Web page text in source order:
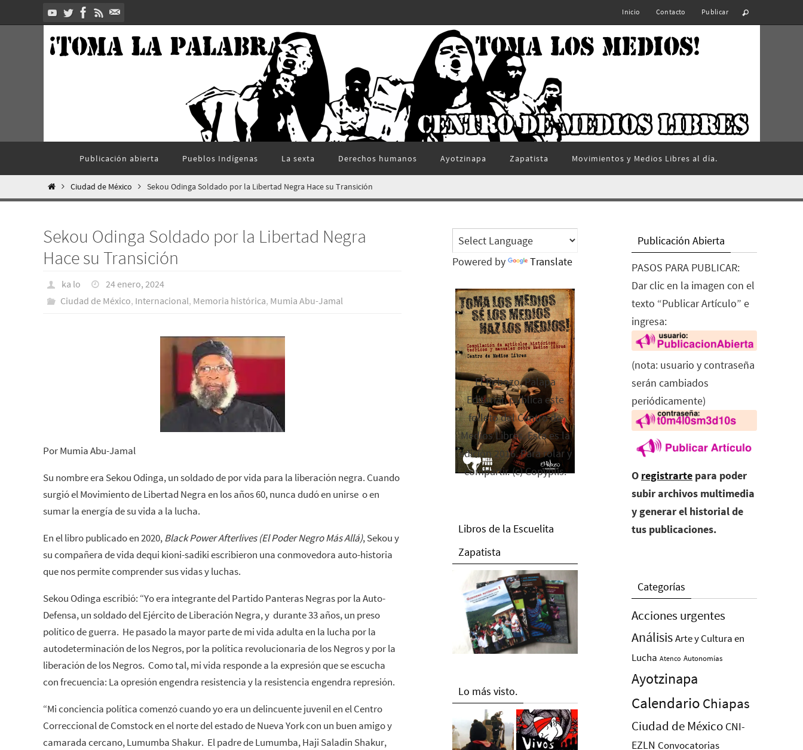
al
Inicio Contacto Publicar
contenido
Publicación abierta Pueblos Indí­genas La sexta Derechos humanos Ayotzinapa Zapatista Movimientos y Medios Libres al día.
InicioCiudad de México Sekou Odinga Soldado por la Libertad Negra Hace su Transición
Sekou Odinga Soldado por la Libertad Negra
Hace su Transición
ka lo
24 enero, 2024
Ciudad de México, Internacional, Memoria histórica, Mumia Abu-Jamal
Por Mumia Abu-Jamal
Su nombre era Sekou Odinga, un soldado de por vida para la liberación negra. Cuando
surgió el Movimiento de Libertad Negra en los años 60, nunca dudó en unirse o en
sumar la energía de su vida a la lucha.
En el libro publicado en 2020,Black Power Afterlives (El Poder Negro Más Allá), Sekou y
su compañera de vida dequi kioni-sadiki escribieron una conmovedora auto-historia
que nos permite comprender sus vidas y luchas.
Sekou Odinga escribió: “Yo era integrante del Partido Panteras Negras por la Auto-
Defensa, un soldado del Ejército de Liberación Negra, y durante 33 años, un preso
político de guerra. He pasado la mayor parte de mi vida adulta en la lucha por la
autodeterminación de los Negros, por la política revolucionaria de los Negros y por la
liberación de los Negros. Como tal, mi vida responde a la expresión que se escucha
con frecuencia: La opresión engendra resistencia y la resistencia engendra represión.
“Mi conciencia política comenzó cuando yo era un delincuente juvenil en el Centro
Correccional de Comstock en el norte del estado de Nueva York con un buen amigo y
camarada cercano, Lumumba Shakur. El padre de Lumumba, Haji Saladin Shakur,
Powered by Translate
El Rebozo, Palapa
Editorial, publica este
folleto del Centro de
Medios Libres. Esta es la
edición 2016. Para rolar y
compartir. (c) Copyplis.
Libros de la Escuelita
Zapatista
Lo más visto.
Publicación Abierta
PASOS PARA PUBLICAR:
Dar clic en la imagen con el
texto “Publicar Artículo” e
ingresa:
(nota: usuario y contraseña
serán cambiados
periódicamente)
O registrarte para poder
subir archivos multimedia
y generar el historial de
tus publicaciones.
Categorías
Acciones urgentes
AnálisisArte y Cultura en
Lucha Atenco Autonomías
Ayotzinapa
Calendario Chiapas
Ciudad de México CNI-
EZLN Convocatorias